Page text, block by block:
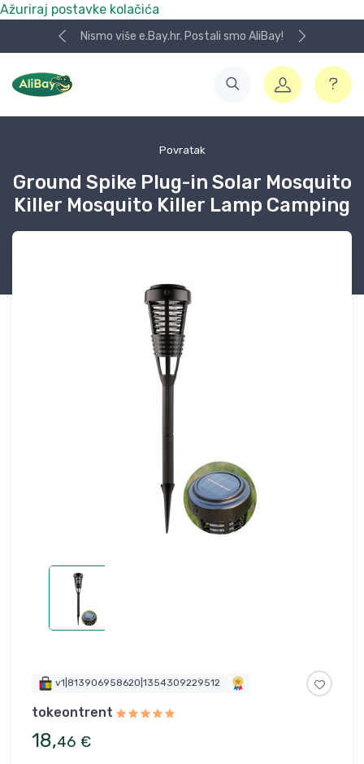
Ažuriraj postavke kolačića
Nismo više e.Bay.hr. Postali smo AliBay!
Povratak
Ground Spike Plug-in Solar Mosquito
Killer Mosquito Killer Lamp Camping
v1|813906958620|1354309229512
tokeontrent
18,46 €